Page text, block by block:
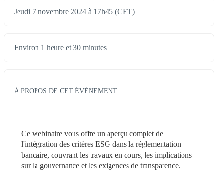
Jeudi 7 novembre 2024 à 17h45 (CET)
Environ 1 heure et 30 minutes
À PROPOS DE CET ÉVÉNEMENT
Ce webinaire vous offre un aperçu complet de
l'intégration des critères ESG dans la réglementation
bancaire, couvrant les travaux en cours, les implications
sur la gouvernance et les exigences de transparence.